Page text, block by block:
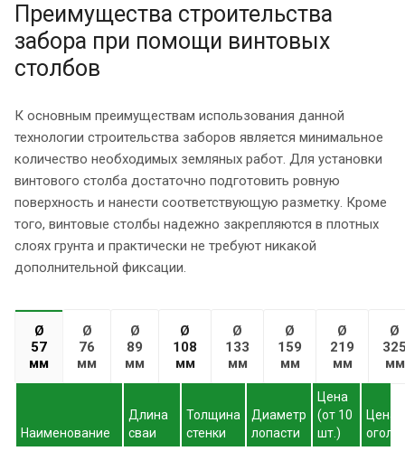
Преимущества строительства
забора при помощи винтовых
столбов
К основным преимуществам использования данной
технологии строительства заборов является минимальное
количество необходимых земляных работ. Для установки
винтового столба достаточно подготовить ровную
поверхность и нанести соответствующую разметку. Кроме
того, винтовые столбы надежно закрепляются в плотных
слоях грунта и практически не требуют никакой
дополнительной фиксации.
Ø
57
мм
Ø
76
мм
Ø
89
мм
Ø
108
мм
Ø
133
мм
Ø
159
мм
Ø
219
мм
Ø
мм
Наименование
Длина
сваи
Толщина
стенки
Диаметр
лопасти
Цена
(от 10
шт.)
Цена